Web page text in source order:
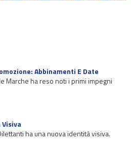
Abbinamenti E Date
Marche ha reso noti i primi impegni
Visiva
ha una nuova identità visiva.